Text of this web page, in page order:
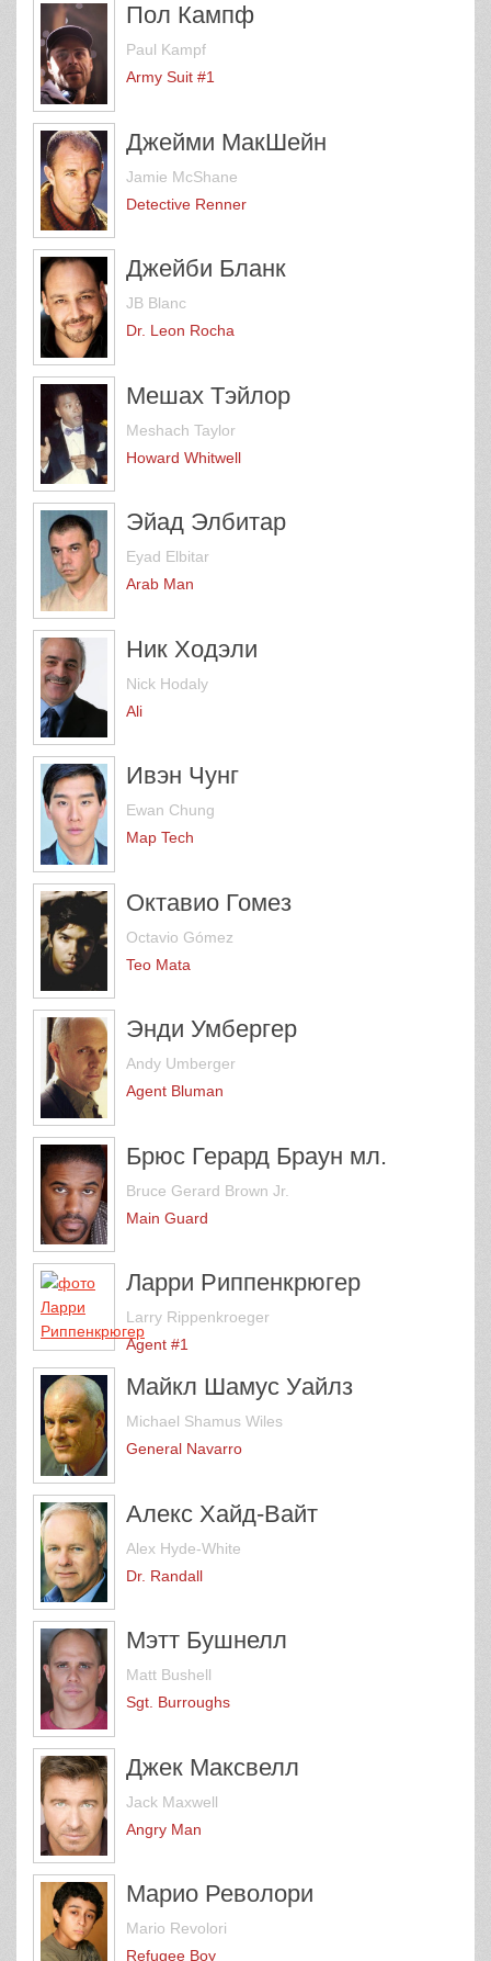
Пол Кампф
Paul Kampf
Army Suit #1
Джейми МакШейн
Jamie McShane
Detective Renner
Джейби Бланк
JB Blanc
Dr. Leon Rocha
Мешах Тэйлор
Meshach Taylor
Howard Whitwell
Эйад Элбитар
Eyad Elbitar
Arab Man
Ник Ходэли
Nick Hodaly
Ali
Ивэн Чунг
Ewan Chung
Map Tech
Октавио Гомез
Octavio Gómez
Teo Mata
Энди Умбергер
Andy Umberger
Agent Bluman
Брюс Герард Браун мл.
Bruce Gerard Brown Jr.
Main Guard
Ларри Риппенкрюгер
Larry Rippenkroeger
Agent #1
Майкл Шамус Уайлз
Michael Shamus Wiles
General Navarro
Алекс Хайд-Вайт
Alex Hyde-White
Dr. Randall
Мэтт Бушнелл
Matt Bushell
Sgt. Burroughs
Джек Максвелл
Jack Maxwell
Angry Man
Марио Револори
Mario Revolori
Refugee Boy